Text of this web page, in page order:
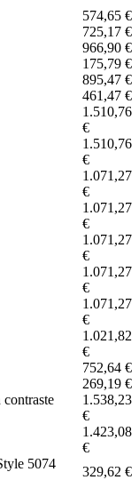
574,65 €
725,17 €
966,90 €
175,79 €
895,47 €
461,47 €
1.510,76
€
1.510,76
€
1.071,27
€
1.071,27
€
1.071,27
€
1.071,27
€
1.071,27
€
1.021,82
€
752,64 €
269,19 €
1.538,23
€
1.423,08
€
5074
329,62 €